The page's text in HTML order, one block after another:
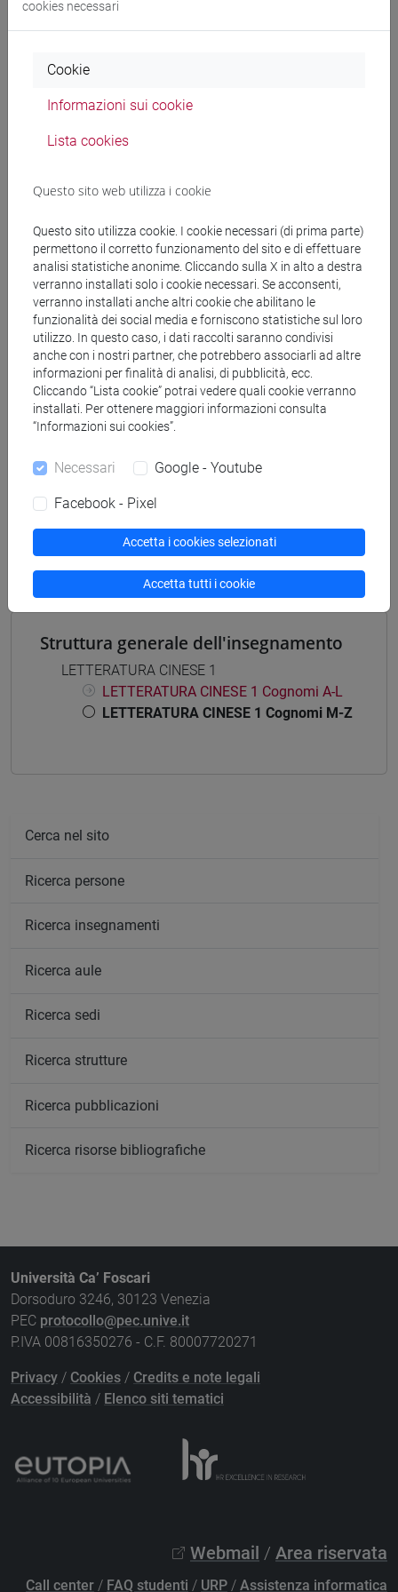
Programma
Docenti
BACCINI Giulia
Materiali su Moodle
Corsi di studio e percorsi
[LT40] LINGUE, CULTURE E SOCIETÀ DELL'ASIA
E DELL'AFRICA MEDITERRANEA - Laurea
cina/ india e sud-est asiatico
Insegnamenti mutuati
LETTERATURA CINESE 1 [LT003I]
Struttura generale dell'insegnamento
LETTERATURA CINESE 1
LETTERATURA CINESE 1 Cognomi A-L
LETTERATURA CINESE 1 Cognomi M-Z
Cerca nel sito
Ricerca persone
Ricerca insegnamenti
Ricerca aule
Ricerca sedi
Ricerca strutture
Ricerca pubblicazioni
Ricerca risorse bibliografiche
Università Ca’ Foscari
Dorsoduro 3246, 30123 Venezia
PEC protocollo@pec.unive.it
P.IVA 00816350276 - C.F. 80007720271
Privacy / Cookies / Credits e note legali
Accessibilità / Elenco siti tematici
Webmail / Area riservata
Call center / FAQ studenti / URP / Assistenza informatica
cookies necessari
Cookie
Informazioni sui cookie
Lista cookies
Questo sito web utilizza i cookie
Questo sito utilizza cookie. I cookie necessari (di prima parte)
permettono il corretto funzionamento del sito e di effettuare
analisi statistiche anonime. Cliccando sulla X in alto a destra
verranno installati solo i cookie necessari. Se acconsenti,
verranno installati anche altri cookie che abilitano le
funzionalità dei social media e forniscono statistiche sul loro
utilizzo. In questo caso, i dati raccolti saranno condivisi
anche con i nostri partner, che potrebbero associarli ad altre
informazioni per finalità di analisi, di pubblicità, ecc.
Cliccando “Lista cookie” potrai vedere quali cookie verranno
installati. Per ottenere maggiori informazioni consulta
“Informazioni sui cookies”.
Necessari Google - Youtube
Facebook - Pixel
Accetta i cookies selezionati
Accetta tutti i cookie